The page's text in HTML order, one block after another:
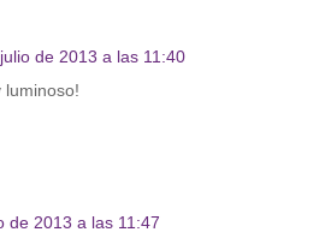
de 2013 a las 11:40
luminoso!
de 2013 a las 11:47